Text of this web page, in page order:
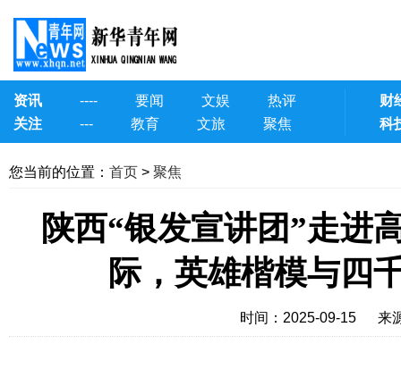
资讯 ---- 要闻 文娱
热评
关注
--- 教育 文旅 聚焦
财
科
您当前的位置： 首页 > 聚焦
陕西“银发宣讲团”走进
际，英雄楷模与四
时间：2025-09-15 来